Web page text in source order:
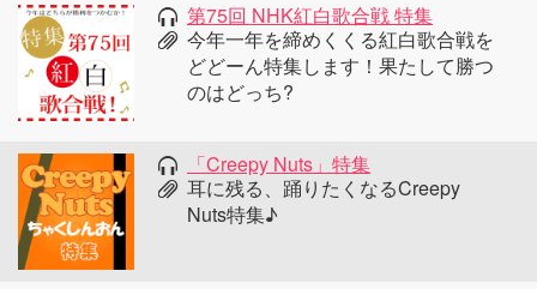
第75回 NHK紅白歌合戦 特集
今年一年を締めくくる紅白歌合戦を
どどーん特集します！果たして勝つ
のはどっち?
「Creepy Nuts」特集
耳に残る、踊りたくなるCreepy
Nuts特集♪